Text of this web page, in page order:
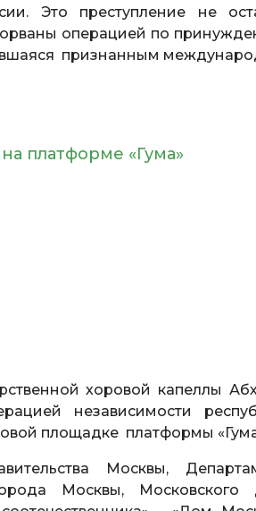
Это преступление не
операцией по
признанным
платформе «Гума»
хоровой капеллы
независимости
площадке платформы
Москвы,
Москвы, Московского